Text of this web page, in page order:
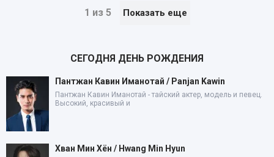
1 из 5 Показать еще
СЕГОДНЯ ДЕНЬ РОЖДЕНИЯ
Пантжан Кавин Иманотай / Panjan Kawin
Пантжан Кавин Иманотай - тайский актер, модель и певец.
Высокий, красивый и
Хван Мин Хён / Hwang Min Hyun